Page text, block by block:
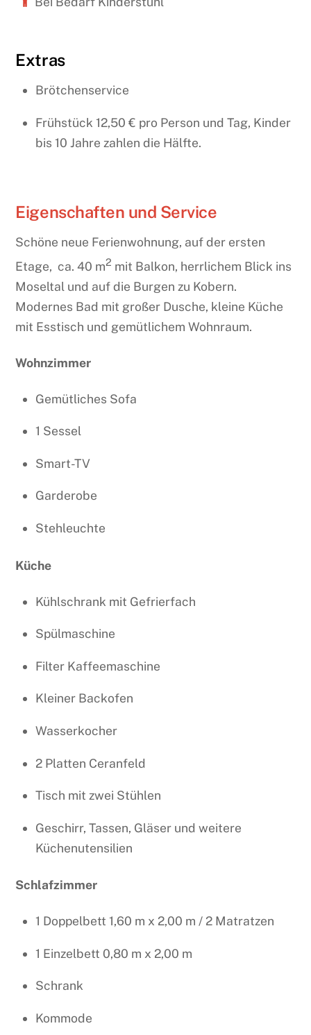
Extras
Brötchenservice
Frühstück 12,50 € pro Person und Tag, Kinder
bis 10 Jahre zahlen die Hälfte.
Eigenschaften und Service
Schöne neue Ferienwohnung, auf der ersten
Etage, ca. 40 m2 mit Balkon, herrlichem Blick ins
Moseltal und auf die Burgen zu Kobern.
Modernes Bad mit großer Dusche, kleine Küche
mit Esstisch und gemütlichem Wohnraum.
Wohnzimmer
Gemütliches Sofa
1 Sessel
Smart-TV
Garderobe
Stehleuchte
Küche
Kühlschrank mit Gefrierfach
Spülmaschine
Filter Kaffeemaschine
Kleiner Backofen
Wasserkocher
2 Platten Ceranfeld
Tisch mit zwei Stühlen
Geschirr, Tassen, Gläser und weitere
Küchenutensilien
Schlafzimmer
1 Doppelbett 1,60 m x 2,00 m / 2 Matratzen
1 Einzelbett 0,80 m x 2,00 m
Schrank
Kommode